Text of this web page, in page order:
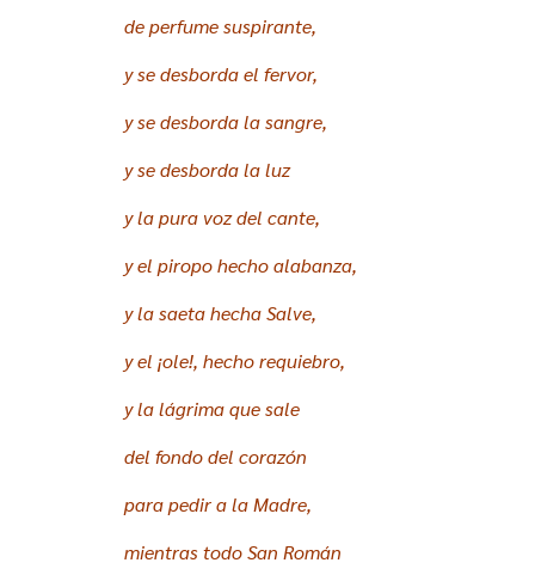
de perfume suspirante,
y se desborda el fervor,
y se desborda la sangre,
y se desborda la luz
y la pura voz del cante,
y el piropo hecho alabanza,
y la saeta hecha Salve,
y el ¡ole!, hecho requiebro,
y la lágrima que sale
del fondo del corazón
para pedir a la Madre,
mientras todo San Román